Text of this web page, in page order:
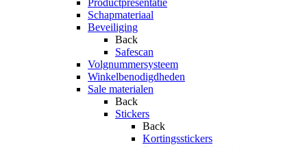
Productpresentatie
Schapmateriaal
Beveiliging
Back
Safescan
Volgnummersysteem
Winkelbenodigdheden
Sale materialen
Back
Stickers
Back
Kortingsstickers